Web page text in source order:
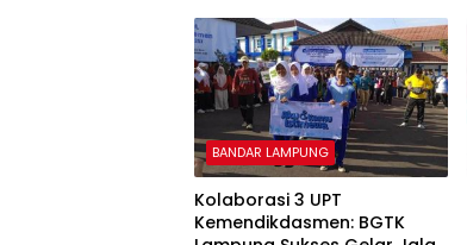
BANDAR LAMPUNG
Kolaborasi 3 UPT
Kemendikdasmen: BGTK